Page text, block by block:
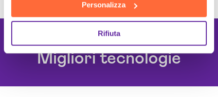
Personalizza
Rifiuta
Lavoriamo con le
Migliori tecnologie